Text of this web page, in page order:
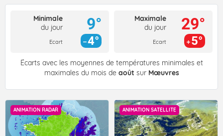
Minimale
du jour
Ecart
9°
4°
Maximale
du jour
Ecart
29°
5°
Écarts avec les moyennes de températures minimales et
maximales du mois de août sur Mœuvres
ANIMATION RADAR ANIMATION SATELLITE